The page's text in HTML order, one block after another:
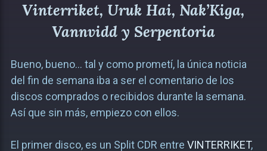
Vinterriket, Uruk Hai, Nak’Kiga,
Vannvidd y Serpentoria
Bueno, bueno… tal y como prometí, la única noticia
del fin de semana iba a ser el comentario de los
discos comprados o recibidos durante la semana.
Así que sin más, empiezo con ellos.
El primer disco, es un Split CDR entre VINTERRIKET,